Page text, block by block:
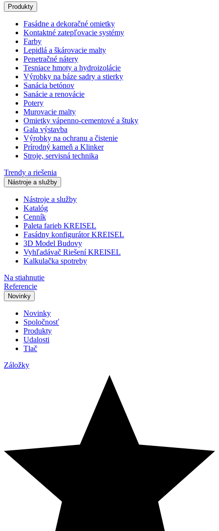
Produkty
Fasádne a dekoračné omietky
Kontaktné zatepľovacie systémy
Farby
Lepidlá a škárovacie malty
Penetračné nátery
Tesniace hmoty a hydroizolácie
Výrobky na báze sadry a stierky
Sanácia betónov
Sanácie a renovácie
Potery
Murovacie malty
Omietky vápenno-cementové a štuky
Gala výstavba
Výrobky na ochranu a čistenie
Prírodný kameň a Klinker
Stroje, servisná technika
Trendy a riešenia
Nástroje a služby
Nástroje a služby
Katalóg
Cenník
Paleta farieb KREISEL
Fasádny konfigurátor KREISEL
3D Model Budovy
Vyhľadávač Riešení KREISEL
Kalkulačka spotreby
Na stiahnutie
Referencie
Novinky
Novinky
Spoločnosť
Produkty
Udalosti
Tlač
Záložky